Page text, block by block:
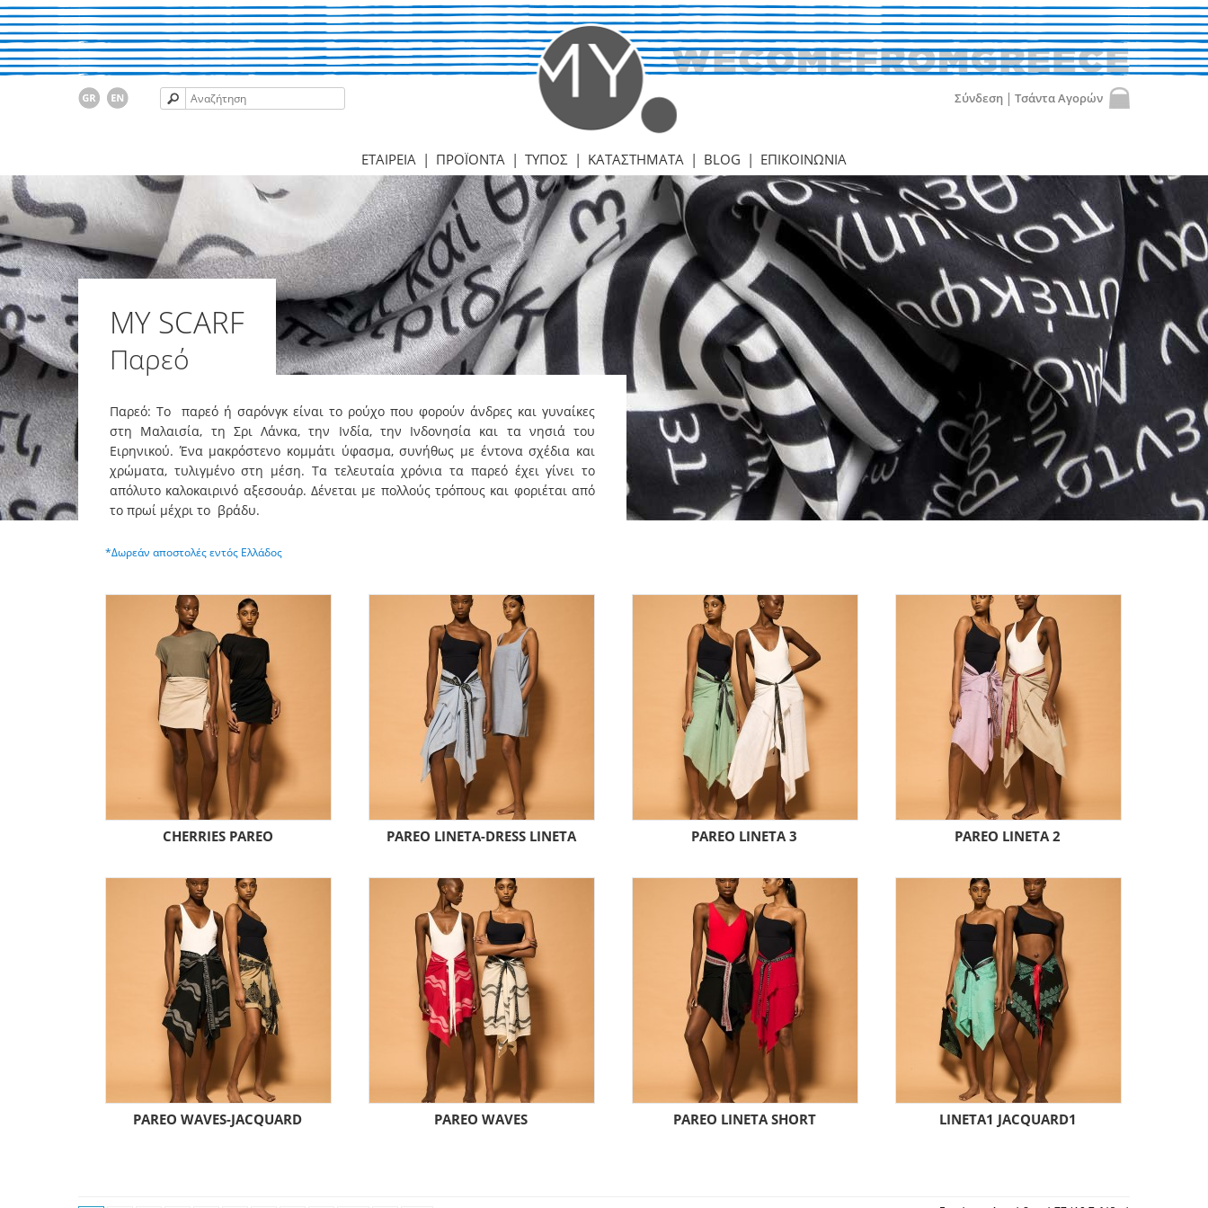
Σύνδεση
Ξέχασα τον κωδικό
Εγγραφή
Τσάντα Αγορών
ΕΤΑΙΡΕΙΑ | ΠΡΟΪΟΝΤΑ | ΤΥΠΟΣ | ΚΑΤΑΣΤΗΜΑΤΑ | BLOG | ΕΠΙΚΟΙΝΩΝΙΑ
MY SCARF
Παρεό
Παρεό: Το παρεό ή σαρόνγκ είναι το ρούχο που φορούν άνδρες και γυναίκες
στη Μαλαισία, τη Σρι Λάνκα, την Ινδία, την Ινδονησία και τα νησιά του
Ειρηνικού. Ένα μακρόστενο κομμάτι ύφασμα, συνήθως με έντονα σχέδια και
χρώματα, τυλιγμένο στη μέση. Τα τελευταία χρόνια τα παρεό έχει γίνει το
απόλυτο καλοκαιρινό αξεσουάρ. Δένεται με πολλούς τρόπους και φοριέται από
το πρωί μέχρι το βράδυ.
*Δωρεάν αποστολές εντός Ελλάδος
CHERRIES PAREO PAREO LINETA-DRESS LINETA PAREO LINETA 3 PAREO LINETA 2
PAREO WAVES-JACQUARD PAREO WAVES PAREO LINETA SHORT LINETA1 JACQUARD1